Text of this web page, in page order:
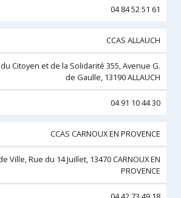
04 84 52 51 61
CCAS ALLAUCH
Citoyen et de la Solidarité 355, Avenue G.
de Gaulle, 13190 ALLAUCH
04 91 10 44 30
CCAS CARNOUX EN PROVENCE
Ville, Rue du 14 Juillet, 13470 CARNOUX EN
PROVENCE